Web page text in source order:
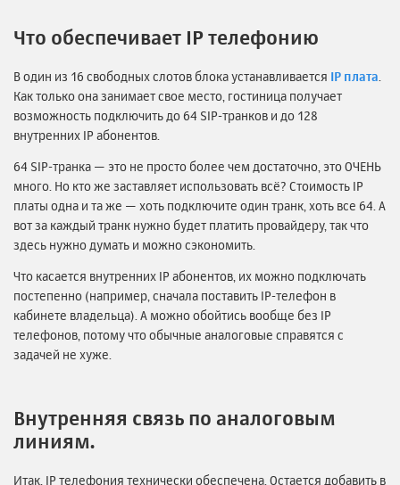
Что обеспечивает IP телефонию
В один из 16 свободных слотов блока устанавливается IP плата.
Как только она занимает свое место, гостиница получает
возможность подключить до 64 SIP-транков и до 128
внутренних IP абонентов.
64 SIP-транка — это не просто более чем достаточно, это ОЧЕНЬ
много. Но кто же заставляет использовать всё? Стоимость IP
платы одна и та же — хоть подключите один транк, хоть все 64. А
вот за каждый транк нужно будет платить провайдеру, так что
здесь нужно думать и можно сэкономить.
Что касается внутренних IP абонентов, их можно подключать
постепенно (например, сначала поставить IP-телефон в
кабинете владельца). А можно обойтись вообще без IP
телефонов, потому что обычные аналоговые справятся с
задачей не хуже.
Внутренняя связь по аналоговым
линиям.
Итак, IP телефония технически обеспечена. Остается добавить в